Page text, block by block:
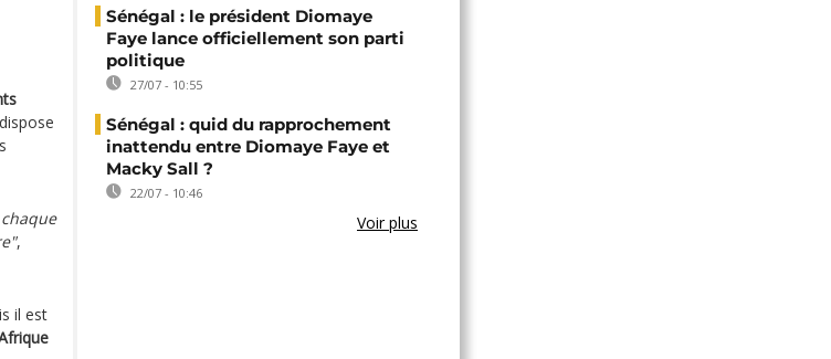
,
il est
Sénégal : le président Diomaye
Faye lance officiellement son parti
politique
27/07 - 10:55
Sénégal : quid du rapprochement
inattendu entre Diomaye Faye et
Macky Sall ?
22/07 - 10:46
Voir plus